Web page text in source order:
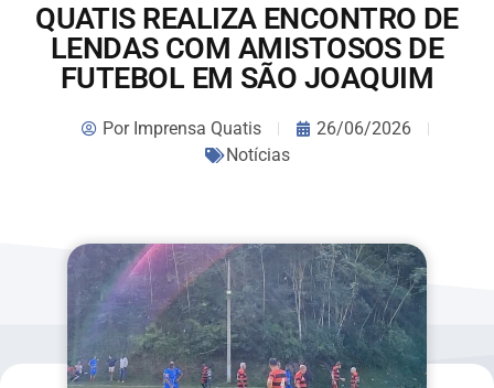
QUATIS REALIZA ENCONTRO DE
LENDAS COM AMISTOSOS DE
FUTEBOL EM SÃO JOAQUIM
PorImprensa Quatis
26/06/2026
Notícias